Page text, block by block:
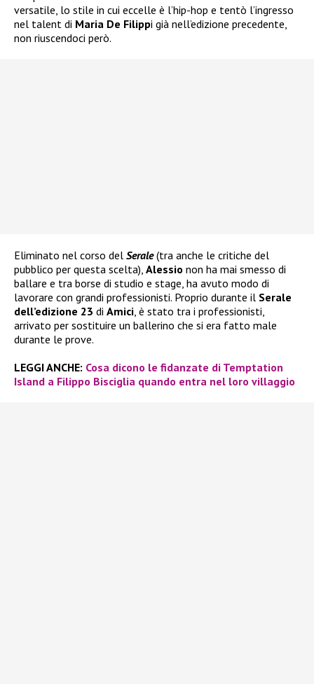
versatile, lo stile in cui eccelle è l’hip-hop e tentò l’ingresso
nel talent di Maria De Filippi già nell’edizione precedente,
non riuscendoci però.
Eliminato nel corso del Serale(tra anche le critiche del
pubblico per questa scelta), Alessio non ha mai smesso di
ballare e tra borse di studio e stage, ha avuto modo di
lavorare con grandi professionisti. Proprio durante il Serale
dell’edizione 23 di Amici, è stato tra i professionisti,
arrivato per sostituire un ballerino che si era fatto male
durante le prove.
LEGGI ANCHE: Cosa dicono le fidanzate di Temptation
Island a Filippo Bisciglia quando entra nel loro villaggio